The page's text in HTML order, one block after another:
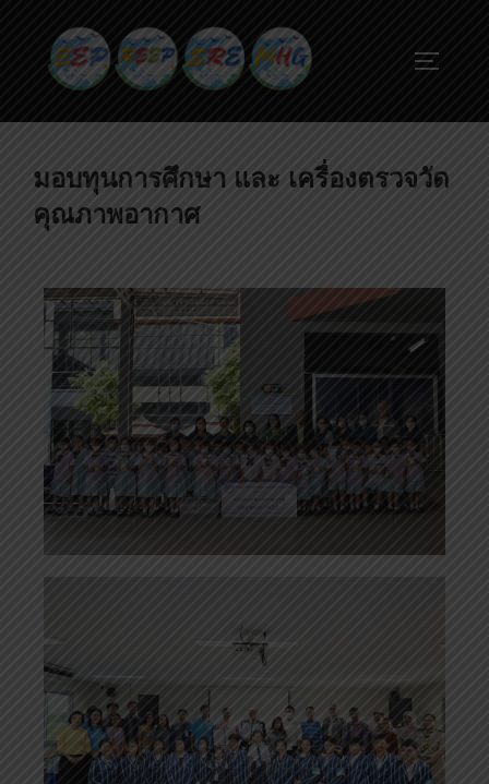
มอบทุนการศึกษา และ เครื่องตรวจวัด
คุณภาพอากาศ